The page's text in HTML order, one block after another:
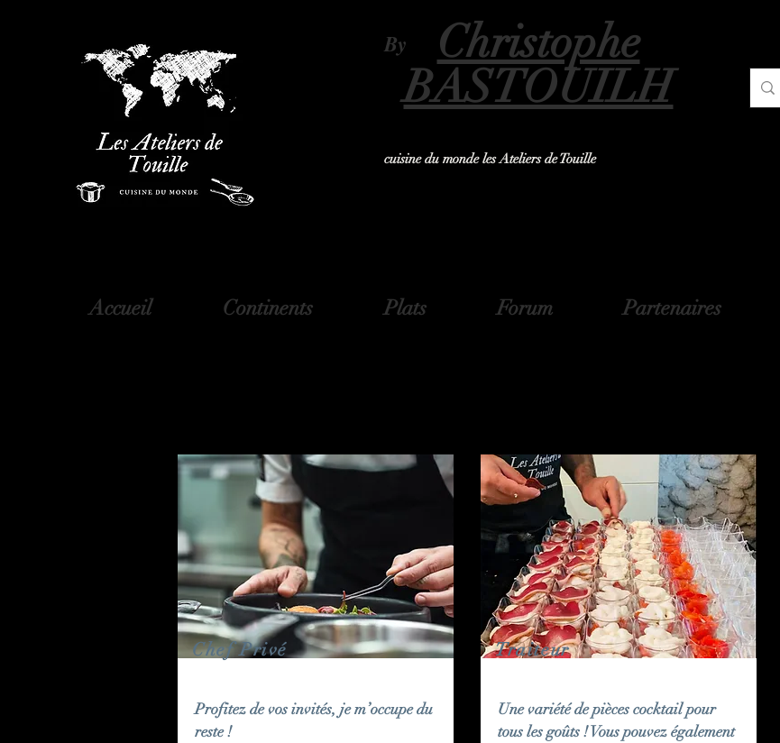
Christophe
BASTOUILH
By
cuisine du monde les Ateliers de Touille
Accueil Continents Plats Forum Partenaires
Chef Privé
Profitez de vos invités, je m’occupe du
reste !
Traiteur
Une variété de pièces cocktail pour
tous les goûts ! Vous pouvez également